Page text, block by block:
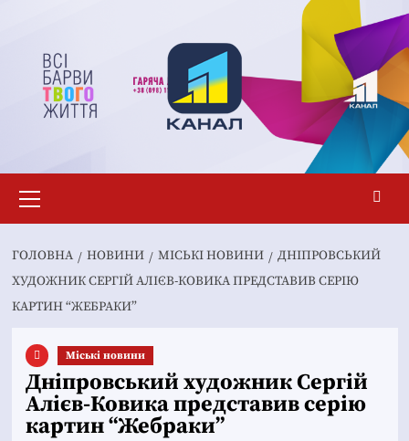
вмісту
меню
ГОЛОВНА НОВИНИ MІСЬКІ НОВИНИ
ДНІПРОВСЬКИЙ
ХУДОЖНИК СЕРГІЙ АЛІЄВ-КОВИКА ПРЕДСТАВИВ СЕРІЮ
КАРТИН “ЖЕБРАКИ”
Mіські новини
Дніпровський художник Сергій
Алієв-Ковика представив серію
картин “Жебраки”